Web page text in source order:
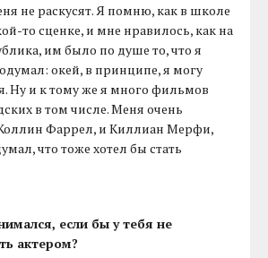
не раскусят. Я помню, как в школе
то сценке, и мне нравилось, как на
им было по душе то, что я
окей, в принципе, я могу
Ну и к тому же я много фильмов
в том числе. Меня очень
Фаррел, и Киллиан Мерфи,
что тоже хотел бы стать
если бы у тебя не
актером?